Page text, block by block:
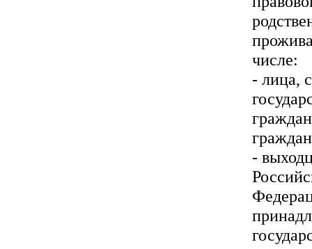
числе:
- лица,
-